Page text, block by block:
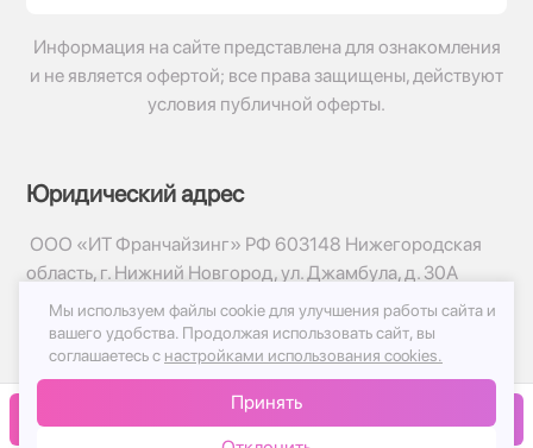
В корзину
Информация на сайте представлена для ознакомления
и не является офертой; все права защищены, действуют
условия публичной оферты.
Юридический адрес
ООО «ИТ Франчайзинг» РФ 603148 Нижегородская
область, г. Нижний Новгород, ул. Джамбула, д. 30А
© 2017-2026г, База Цветов 24.ру
Политика конфиденциальности
Публичная оферта
Мы используем файлы cookie для улучшения работы сайта и
вашего удобства. Продолжая использовать сайт, вы
соглашаетесь с настройками использования cookies.
Принять